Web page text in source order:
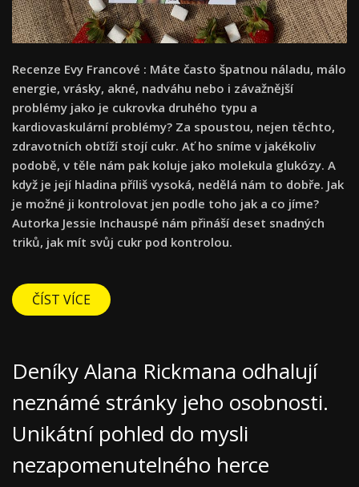
Recenze Evy Francové : Máte často špatnou náladu, málo
energie, vrásky, akné, nadváhu nebo i závažnější
problémy jako je cukrovka druhého typu a
kardiovaskulární problémy? Za spoustou, nejen těchto,
zdravotních obtíží stojí cukr. Ať ho sníme v jakékoliv
podobě, v těle nám pak koluje jako molekula glukózy. A
když je její hladina příliš vysoká, nedělá nám to dobře. Jak
je možné ji kontrolovat jen podle toho jak a co jíme?
Autorka Jessie Inchauspé nám přináší deset snadných
triků, jak mít svůj cukr pod kontrolou.
ČÍST VÍCE
Deníky Alana Rickmana odhalují
neznámé stránky jeho osobnosti.
Unikátní pohled do mysli
nezapomenutelného herce